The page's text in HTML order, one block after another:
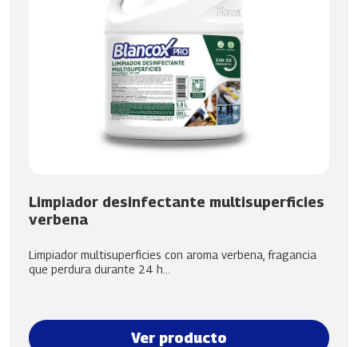
Limpiador desinfectante multisuperficies
verbena
Limpiador multisuperficies con aroma verbena, fragancia
que perdura durante 24 h...
Ver producto